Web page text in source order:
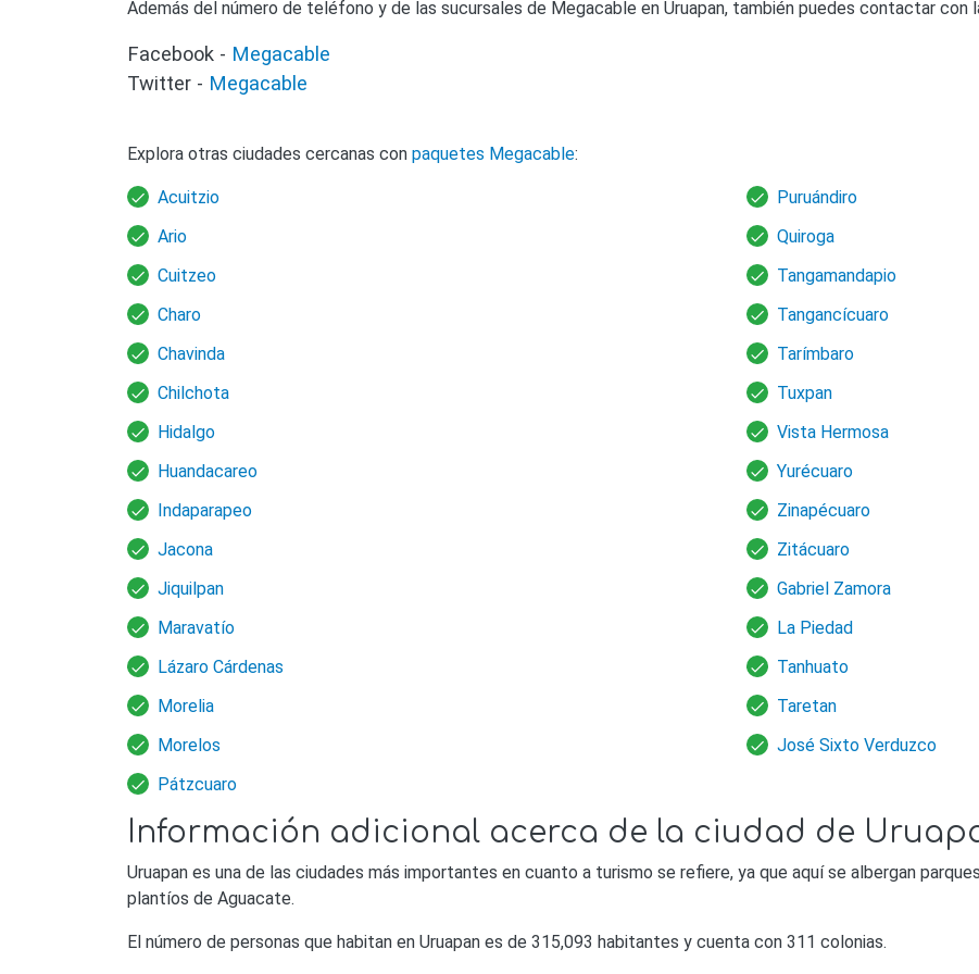
Además del número de teléfono y de las sucursales de Megacable en Uruapan, también puedes contactar con
Facebook - Megacable
Twitter - Megacable
Explora otras ciudades cercanas con paquetes Megacable:
Acuitzio
Ario
Cuitzeo
Charo
Chavinda
Chilchota
Hidalgo
Huandacareo
Indaparapeo
Jacona
Jiquilpan
Maravatío
Lázaro Cárdenas
Morelia
Morelos
Pátzcuaro
Puruándiro
Quiroga
Tangamandapio
Tangancícuaro
Tarímbaro
Tuxpan
Vista Hermosa
Yurécuaro
Zinapécuaro
Zitácuaro
Gabriel Zamora
La Piedad
Tanhuato
Taretan
José Sixto Verduzco
Información adicional acerca de la ciudad de
Uruapan es una de las ciudades más importantes en cuanto a turismo se refiere, ya que aquí se albergan
plantíos de Aguacate.
El número de personas que habitan en Uruapan es de 315,093 habitantes y cuenta con 311 colonias.